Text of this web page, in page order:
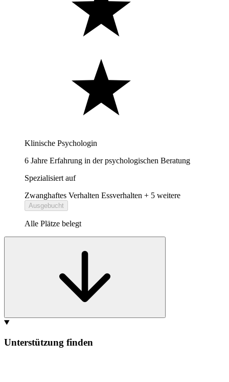
Klinische Psychologin
6 Jahre Erfahrung in der psychologischen Beratung
Spezialisiert auf
Zwanghaftes Verhalten Essverhalten + 5 weitere
Ausgebucht
Alle Plätze belegt
Unterstützung finden